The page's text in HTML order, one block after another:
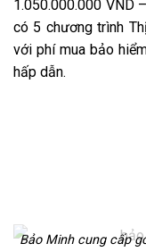
1.050.000.000 VND
có 5 chương trình
với phí mua bảo
hấp dẫn.
Bảo Minh cung cấp